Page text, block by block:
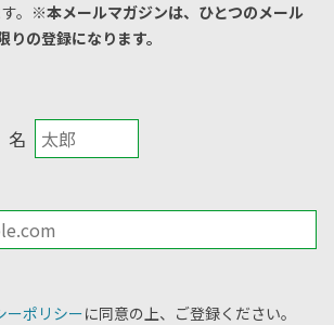
。 ※本メールマガジンは、ひとつのメール
の登録になります。
名
ーポリシーに同意の上、ご登録ください。